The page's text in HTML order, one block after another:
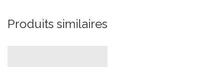
Produits similaires